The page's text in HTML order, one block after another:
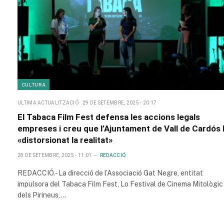
CULTURA
ULTIMA ACTUALITZACIÓ 29 DE SETEMBRE, 2025 - 20:17
El Tabaca Film Fest defensa les accions legals
empreses i creu que l’Ajuntament de Vall de Cardós
«distorsionat la realitat»
28 DE SETEMBRE, 2025 - 11:01 REDACCIÓ
REDACCIÓ.- La direcció de l’Associació Gat Negre, entitat
impulsora del Tabaca Film Fest, Lo Festival de Cinema Mitològic
dels Pirineus,…